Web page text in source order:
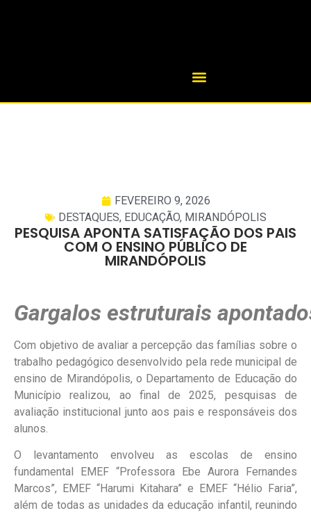
FEVEREIRO 9, 2026
DESTAQUES, EDUCAÇÃO, MIRANDÓPOLIS
PESQUISA APONTA SATISFAÇÃO DOS PAIS
COM O ENSINO PÚBLICO DE
MIRANDÓPOLIS
Gargalos estruturais
Com objetivo de avaliar a percepção das famílias sobre o
trabalho pedagógico desenvolvido pela rede municipal de
ensino de Mirandópolis, o Departamento de Educação do
Município realizou, ao final de 2025, pesquisas de
avaliação institucional junto aos pais e responsáveis dos
alunos.
O levantamento envolveu as escolas de ensino
fundamental EMEF “Professora Ebe Aurora Fernandes
Marcos”, EMEF “Harumi Kitahara” e EMEF “Hélio Faria”,
além de todas as unidades da educação infantil, reunindo